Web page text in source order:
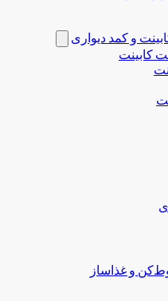
و کمد دیواری
کابینت
و غذاساز